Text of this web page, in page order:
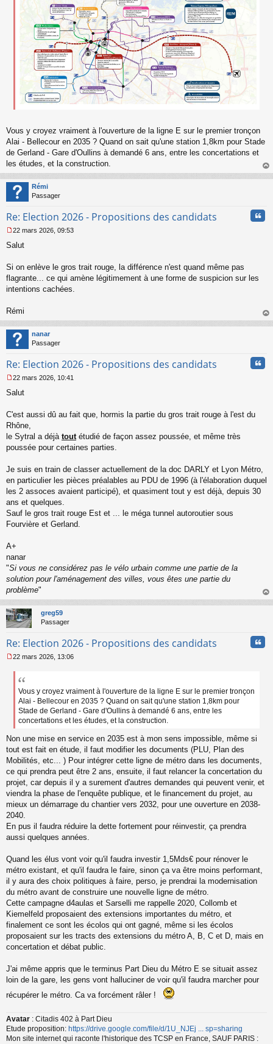
Vous y croyez vraiment à l'ouverture de la ligne E sur le premier tronçon
Alai - Bellecour en 2035 ? Quand on sait qu'une station 1,8km pour Stade
de Gerland - Gare d'Oullins à demandé 6 ans, entre les concertations et
les études, et la construction.
au
Rémi
Passager
Re: Election 2026 - Propositions des candidats
e
g
e
o
n
l
u
22 mars 2026, 09:53
Salut
Si on enlève le gros trait rouge, la différence n'est quand même pas
flagrante... ce qui amène légitimement à une forme de suspicion sur les
intentions cachées.
Rémi
au
nanar
Passager
Re: Election 2026 - Propositions des candidats
e
s
g
e
n
n
u
22 mars 2026, 10:41
Salut
C'est aussi dû au fait que, hormis la partie du gros trait rouge à l'est du
Rhône,
le Sytral a déjà tout étudié de façon assez poussée, et même très
poussée pour certaines parties.
Je suis en train de classer actuellement de la doc DARLY et Lyon Métro,
en particulier les pièces préalables au PDU de 1996 (à l'élaboration duquel
les 2 assoces avaient participé), et quasiment tout y est déjà, depuis 30
ans et quelques.
Sauf le gros trait rouge Est et ... le méga tunnel autoroutier sous
Fourvière et Gerland.
A+
nanar
"Si vous ne considérez pas le vélo urbain comme une partie de la
solution pour l'aménagement des villes, vous êtes une partie du
problème"
au
greg59
Passager
Re: Election 2026 - Propositions des candidats
e
n
o
l
u
22 mars 2026, 13:06
Vous y croyez vraiment à l'ouverture de la ligne E sur le premier tronçon
Alai - Bellecour en 2035 ? Quand on sait qu'une station 1,8km pour
Stade de Gerland - Gare d'Oullins à demandé 6 ans, entre les
concertations et les études, et la construction.
Non une mise en service en 2035 est à mon sens impossible, même si
tout est fait en étude, il faut modifier les documents (PLU, Plan des
Mobilités, etc... ) Pour intégrer cette ligne de métro dans les documents,
ce qui prendra peut être 2 ans, ensuite, il faut relancer la concertation du
projet, car depuis il y a surement d'autres demandes qui peuvent venir, et
viendra la phase de l'enquête publique, et le financement du projet, au
mieux un démarrage du chantier vers 2032, pour une ouverture en 2038-
2040.
En pus il faudra réduire la dette fortement pour réinvestir, ça prendra
aussi quelques années.
Quand les élus vont voir qu'il faudra investir 1,5Mds€ pour rénover le
métro existant, et qu'il faudra le faire, sinon ça va être moins performant,
il y aura des choix politiques à faire, perso, je prendrai la modernisation
du métro avant de construire une nouvelle ligne de métro.
Cette campagne d4aulas et Sarselli me rappelle 2020, Collomb et
Kiemelfeld proposaient des extensions importantes du métro, et
finalement ce sont les écolos qui ont gagné, même si les écolos
proposaient sur les tracts des extensions du métro A, B, C et D, mais en
concertation et débat public.
J'ai même appris que le terminus Part Dieu du Métro E se situait assez
loin de la gare, les gens vont halluciner de voir qu'il faudra marcher pour
récupérer le métro. Ca va forcément râler !
Avatar : Citadis 402 à Part Dieu
Etude proposition: https://drive.google.com/file/d/1U_NJEj ... sp=sharing
Mon site internet qui raconte l'historique des TCSP en France, SAUF PARIS :